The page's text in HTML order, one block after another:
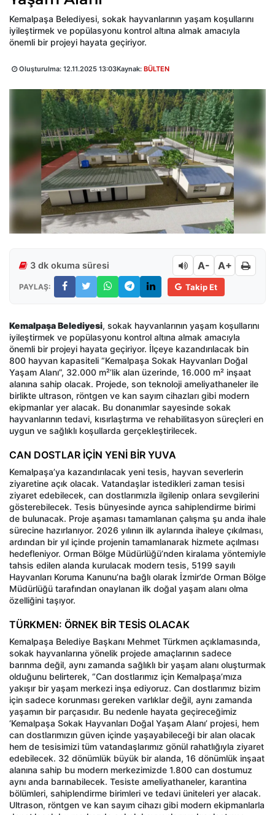
Kemalpaşa Belediyesi, sokak hayvanlarının yaşam koşullarını
iyileştirmek ve popülasyonu kontrol altına almak amacıyla
önemli bir projeyi hayata geçiriyor.
Oluşturulma: 12.11.2025 13:03Kaynak: BÜLTEN
3 dk okuma süresi A- A+
PAYLAŞ: Takip Et
Kemalpaşa Belediyesi, sokak hayvanlarının yaşam koşullarını
iyileştirmek ve popülasyonu kontrol altına almak amacıyla
önemli bir projeyi hayata geçiriyor. İlçeye kazandırılacak bin
800 hayvan kapasiteli “Kemalpaşa Sokak Hayvanları Doğal
Yaşam Alanı”, 32.000 m²’lik alan üzerinde, 16.000 m² inşaat
alanına sahip olacak. Projede, son teknoloji ameliyathaneler ile
birlikte ultrason, röntgen ve kan sayım cihazları gibi modern
ekipmanlar yer alacak. Bu donanımlar sayesinde sokak
hayvanlarının tedavi, kısırlaştırma ve rehabilitasyon süreçleri en
uygun ve sağlıklı koşullarda gerçekleştirilecek.
CAN DOSTLAR İÇİN YENİ BİR YUVA
Kemalpaşa’ya kazandırılacak yeni tesis, hayvan severlerin
ziyaretine açık olacak. Vatandaşlar istedikleri zaman tesisi
ziyaret edebilecek, can dostlarımızla ilgilenip onlara sevgilerini
gösterebilecek. Tesis bünyesinde ayrıca sahiplendirme birimi
de bulunacak. Proje aşaması tamamlanan çalışma şu anda ihale
sürecine hazırlanıyor. 2026 yılının ilk aylarında ihaleye çıkılması,
ardından bir yıl içinde projenin tamamlanarak hizmete açılması
hedefleniyor. Orman Bölge Müdürlüğü’nden kiralama yöntemiyle
tahsis edilen alanda kurulacak modern tesis, 5199 sayılı
Hayvanları Koruma Kanunu’na bağlı olarak İzmir’de Orman Bölge
Müdürlüğü tarafından onaylanan ilk doğal yaşam alanı olma
özelliğini taşıyor.
TÜRKMEN: ÖRNEK BİR TESİS OLACAK
Kemalpaşa Belediye Başkanı Mehmet Türkmen açıklamasında,
sokak hayvanlarına yönelik projede amaçlarının sadece
barınma değil, aynı zamanda sağlıklı bir yaşam alanı oluşturmak
olduğunu belirterek, “Can dostlarımız için Kemalpaşa’mıza
yakışır bir yaşam merkezi inşa ediyoruz. Can dostlarımız bizim
için sadece korunması gereken varlıklar değil, aynı zamanda
yaşamın bir parçasıdır. Bu nedenle hayata geçireceğimiz
‘Kemalpaşa Sokak Hayvanları Doğal Yaşam Alanı’ projesi, hem
can dostlarımızın güven içinde yaşayabileceği bir alan olacak
hem de tesisimizi tüm vatandaşlarımız gönül rahatlığıyla ziyaret
edebilecek. 32 dönümlük büyük bir alanda, 16 dönümlük inşaat
alanına sahip bu modern merkezimizde 1.800 can dostumuz
aynı anda barınabilecek. Tesiste ameliyathaneler, karantina
bölümleri, sahiplendirme birimleri ve tedavi üniteleri yer alacak.
Ultrason, röntgen ve kan sayım cihazı gibi modern ekipmanlarla